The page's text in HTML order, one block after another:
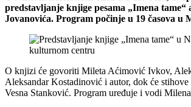
predstavljanje knjige pesama „Imena tame“
Jovanovića. Program počinje u 19 časova u
O knjizi će govoriti Mileta Aćimović Ivkov,
Aleksandar Kostadinović i autor, dok će
Vesna Stanković. Program uređuje i vodi